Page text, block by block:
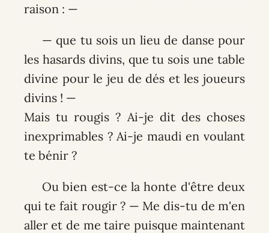
raison : —
— que tu sois un lieu de danse pour
les hasards divins, que tu sois une table
divine pour le jeu de dés et les joueurs
divins ! —
Mais tu rougis ? Ai-je dit des choses
inexprimables ? Ai-je maudi en voulant
te bénir ?
Ou bien est-ce la honte d'être deux
qui te fait rougir ? — Me dis-tu de m'en
aller et de me taire puisque maintenant